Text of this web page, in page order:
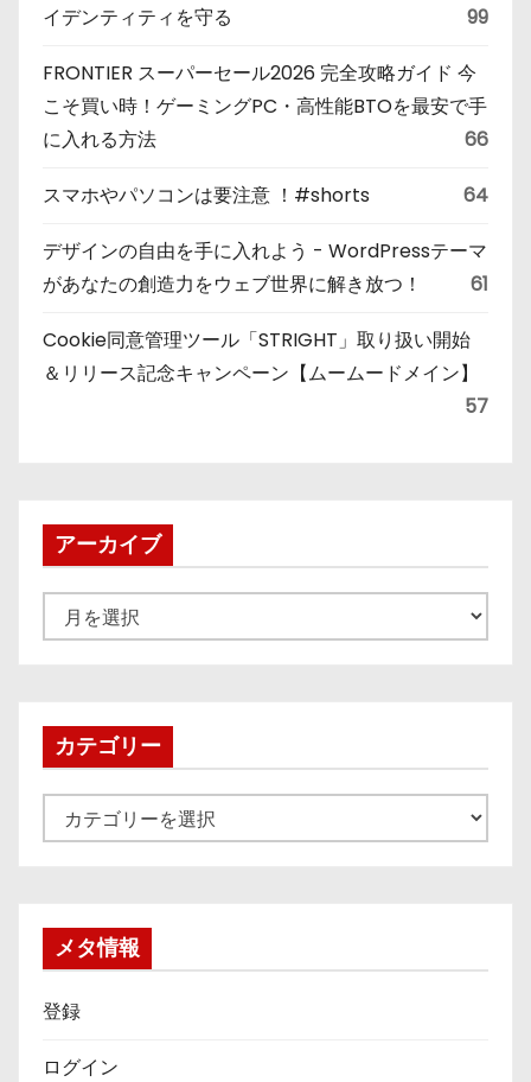
イデンティティを守る
99
FRONTIER スーパーセール2026 完全攻略ガイド 今
こそ買い時！ゲーミングPC・高性能BTOを最安で手
に入れる方法
66
スマホやパソコンは要注意 ！#shorts 64
デザインの自由を手に入れよう - WordPressテーマ
があなたの創造力をウェブ世界に解き放つ！
61
Cookie同意管理ツール「STRIGHT」取り扱い開始
＆リリース記念キャンペーン【ムームードメイン】
57
アーカイブ
ー
ブカテゴリー
テ
メタ情報
登録
ログイン